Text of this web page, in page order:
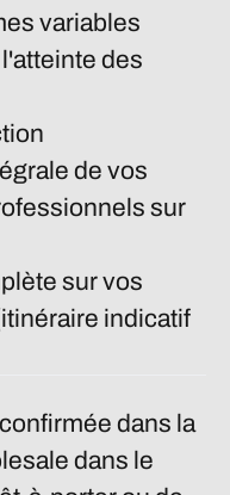
variables
des
de vos
sur
sur vos
indicatif
dans la
dans le